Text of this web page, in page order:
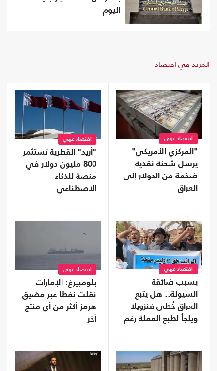
اليوم
المزيد في اقتصاد
اقتصاد عربي
"المركزي الأمريكي"
يرسل شحنة نقدية
ضخمة من الدولار إلى
العراق
اقتصاد عربي
"أريد" القطرية تستثمر
800 مليون دولار في
منصة للذكاء
الاصطناعي
اقتصاد عربي
بسبب ضائقة
السيولة.. هل يتبع
العراق خُطى فنزويلا
ويلجأ لطبع العملة رغم
اقتصاد عربي
بلومبيرغ: الإمارات
نقلت نفطا عبر مضيق
هرمز أكثر من أي منتج
آخر